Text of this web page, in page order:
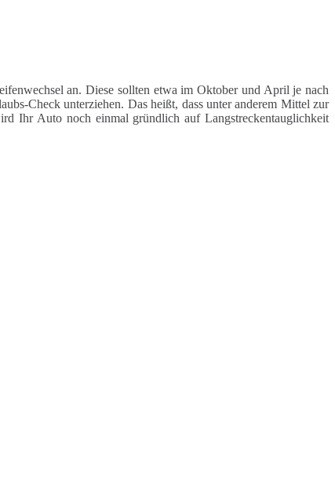
an. Diese sollten etwa im Oktober und April je nach
Check unterziehen. Das heißt, dass unter anderem Mittel zur
Ihr Auto noch einmal gründlich auf Langstreckentauglichkeit